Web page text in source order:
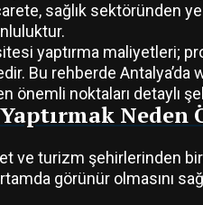
sağlık sektöründen
yaptırma maliyetleri;
Bu rehberde
noktaları detaylı
Neden
ve turizm şehirlerinden
görünür olmasını